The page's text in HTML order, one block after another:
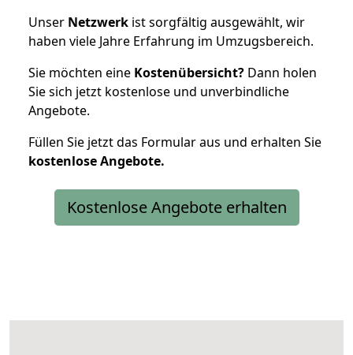
Unser Netzwerk ist sorgfältig ausgewählt, wir
haben viele Jahre Erfahrung im Umzugsbereich.
Sie möchten eine Kostenübersicht? Dann holen
Sie sich jetzt kostenlose und unverbindliche
Angebote.
Füllen Sie jetzt das Formular aus und erhalten Sie
kostenloseAngebote.
Kostenlose Angebote erhalten